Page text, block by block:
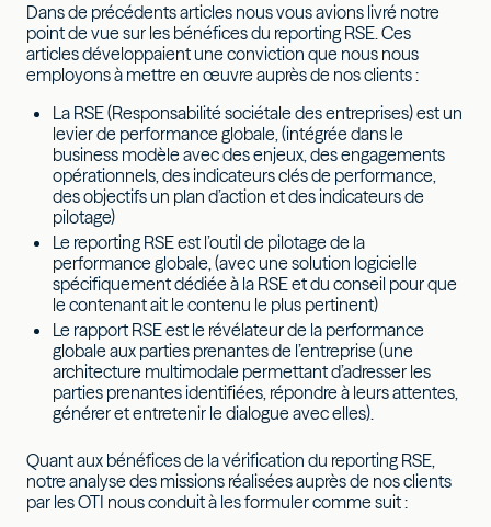
Dans de précédents articles nous vous avions livré notre
point de vue sur les bénéfices du reporting RSE. Ces
articles développaient une conviction que nous nous
employons à mettre en œuvre auprès de nos clients :
La RSE (Responsabilité sociétale des entreprises) est un
levier de performance globale, (intégrée dans le
business modèle avec des enjeux, des engagements
opérationnels, des indicateurs clés de performance,
des objectifs un plan d’action et des indicateurs de
pilotage)
Le reporting RSE est l’outil de pilotage de la
performance globale, (avec une solution logicielle
spécifiquement dédiée à la RSE et du conseil pour que
le contenant ait le contenu le plus pertinent)
Le rapport RSE est le révélateur de la performance
globale aux parties prenantes de l’entreprise (une
architecture multimodale permettant d’adresser les
parties prenantes identifiées, répondre à leurs attentes,
générer et entretenir le dialogue avec elles).
Quant aux bénéfices de la vérification du reporting RSE,
notre analyse des missions réalisées auprès de nos clients
par les OTI nous conduit à les formuler comme suit :